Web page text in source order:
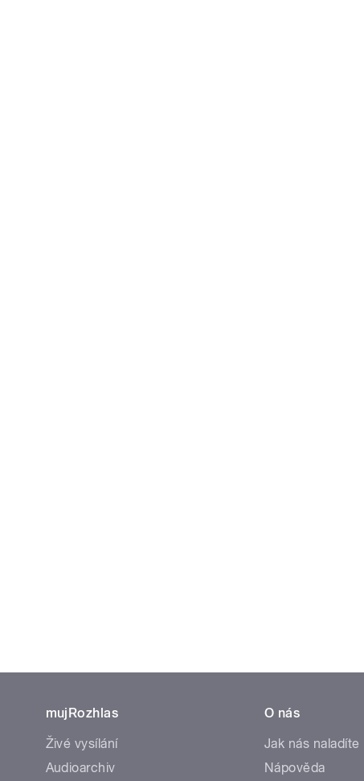
mujRozhlas
Živé vysílání
Audioarchiv
O nás
Jak nás naladíte
Nápověda